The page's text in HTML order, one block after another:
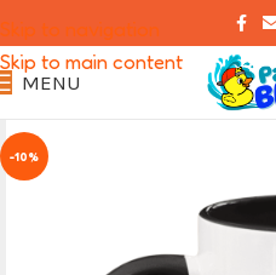
Skip to navigation
Skip to main content
MENU
-10%